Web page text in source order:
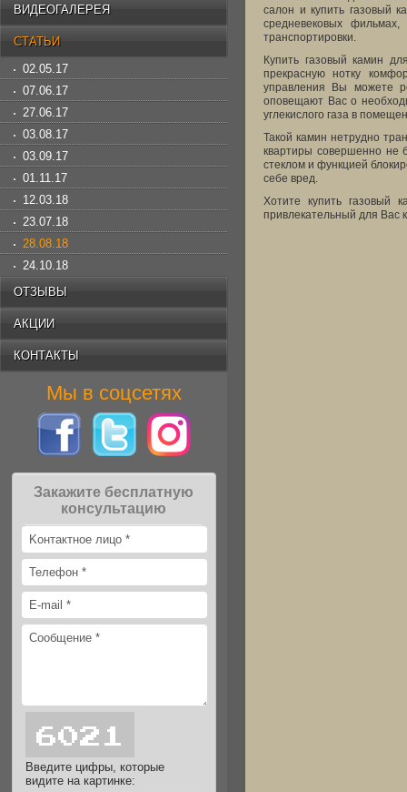
ВИДЕОГАЛЕРЕЯ
СТАТЬИ
02.05.17
07.06.17
27.06.17
03.08.17
03.09.17
01.11.17
12.03.18
23.07.18
28.08.18
24.10.18
ОТЗЫВЫ
АКЦИИ
КОНТАКТЫ
Мы в соцсетях
Закажите бесплатную
консультацию
Введите цифры, которые
видите на картинке:
салон и купить газовый
средневековых
транспортировки.
Купить газовый камин
прекрасную нотку
управления Вы можете
оповещают Вас о
углекислого газа в
Такой камин нетрудно
квартиры совершенно не
стеклом и функцией
себе вред.
Хотите купить
привлекательный для Вас